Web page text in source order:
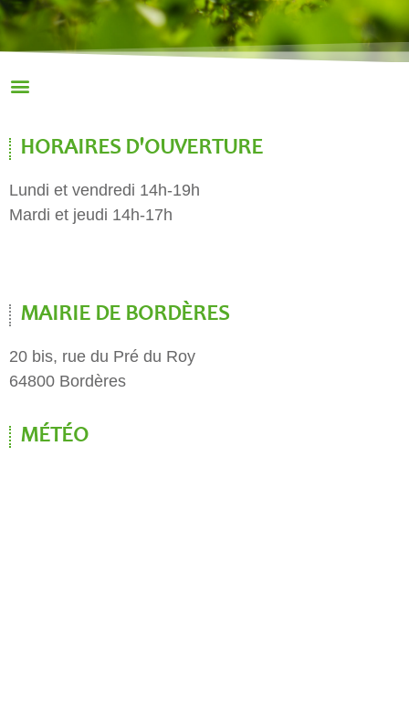
HORAIRES D'OUVERTURE
Lundi et vendredi 14h-19h
Mardi et jeudi 14h-17h
MAIRIE DE BORDÈRES
20 bis, rue du Pré du Roy
64800 Bordères
MÉTÉO